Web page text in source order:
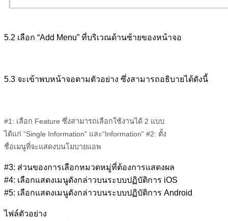
5.2 เลือก “Add Menu” ที่บริเวณด้านซ้ายของหน้าจอ
5.3 จะเข้าพบหน้าจอตามตัวอย่าง ซึ่งสามารถอธิบายได้ดังนี้
#1: เลือก Feature ซึ่งสามารถเลือกใช้งานได้ 2 แบบ
ได้แก่ “Single Information” และ“Information” #2: ตั้ง
ชื่อเมนูที่จะแสดงบนโมบายแอพ
#3: ส่วนของการเลือกหมวดหมู่ที่ต้องการแสดงผล
#4: เลือกแสดงเมนูดังกล่าวบนระบบปฏิบัติการ iOS
#5: เลือกแสดงเมนูดังกล่าวบนระบบปฏิบัติการ Android
ไฟล์ตัวอย่าง